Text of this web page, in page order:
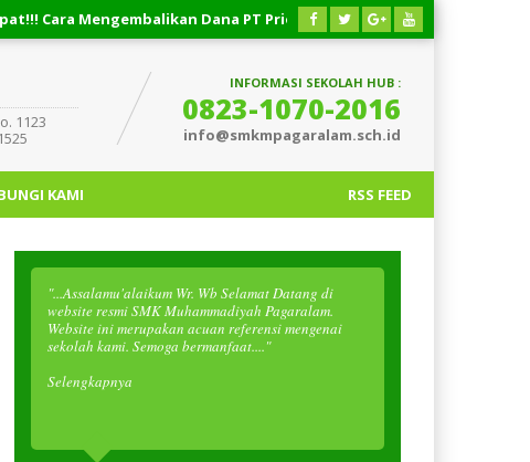
Dana PT Priority Valasindo Remittance 03 AGUSTUS 2026
1123
INFORMASI SEKOLAH HUB :
0823-1070-2016
info@smkmpagaralam.sch.id
KAMI RSS FEED
"...Assalamu'alaikum Wr. Wb Selamat Datang di
website resmi SMK Muhammadiyah Pagaralam.
Website ini merupakan acuan referensi mengenai
sekolah kami. Semoga bermanfaat...."
Selengkapnya